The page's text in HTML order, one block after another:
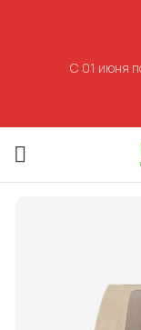
С 01 июня